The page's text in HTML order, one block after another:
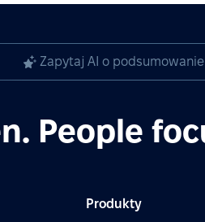
Zapytaj AI o
People
Produkty